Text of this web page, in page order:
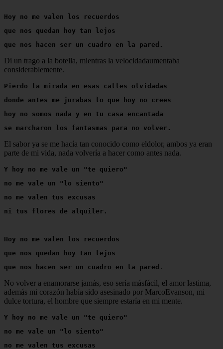
Hoy no me valen los recuerdos
que nos quedan hoy tan lejos
que nos hacen ser un cuadro en la pared.
Di un trago a la botella, mientras la velocidadaumentaba
considerablemente.
Pierdo la mirada en esas calles olvidadas
donde antes me jurabas lo que hoy no crees
hoy no somos nada y en tu casa encantada
se marcharon los fantasmas para no volver.
El sabor ya se me hacía tan conocido como eldolor, ambos ya eran
parte de mi vida, nada volvería a hacer como antes nada.
Y hoy no me vale un "te quiero"
no me vale un "lo siento"
no me valen tus excusas
ni tus flores de alquiler.
Hoy no me valen los recuerdos
que nos quedan hoy tan lejos
que nos hacen ser un cuadro en la pared .
No volver a enamorarse jamás, eso sería másfácil, el amor lastima,
además mi corazón había sido asesinado por MarcoEvanson, mi
dulce tortura, el hombre que siempre estaría en mi mente.
Y hoy no me vale un "te quiero"
no me vale un "lo siento"
no me valen tus excusas